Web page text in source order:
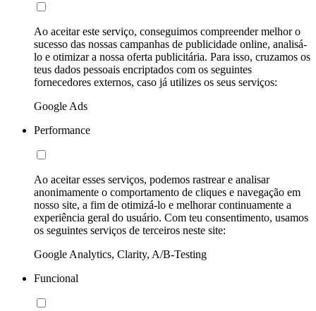
Ao aceitar este serviço, conseguimos compreender melhor o
sucesso das nossas campanhas de publicidade online, analisá-
lo e otimizar a nossa oferta publicitária. Para isso, cruzamos os
teus dados pessoais encriptados com os seguintes
fornecedores externos, caso já utilizes os seus serviços:
Google Ads
Performance
Ao aceitar esses serviços, podemos rastrear e analisar
anonimamente o comportamento de cliques e navegação em
nosso site, a fim de otimizá-lo e melhorar continuamente a
experiência geral do usuário. Com teu consentimento, usamos
os seguintes serviços de terceiros neste site:
Google Analytics, Clarity, A/B-Testing
Funcional